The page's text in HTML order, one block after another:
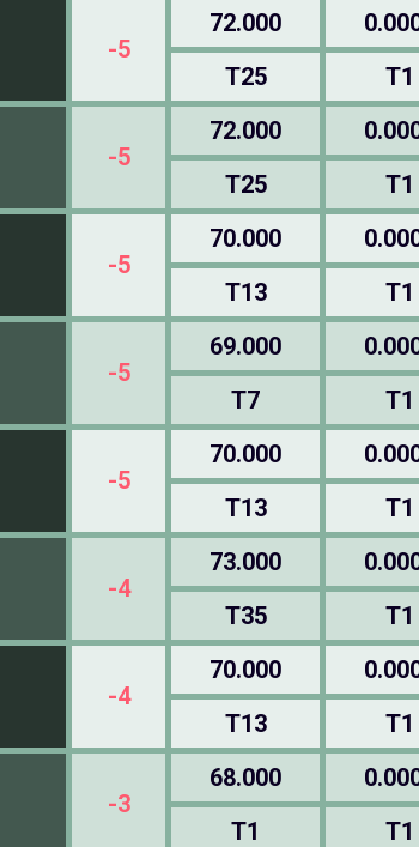
-5
72.000
T25
T1
-5
72.000
T25
T1
-5
70.000
T13
T1
-5
69.000
T7
T1
-5
70.000
T13
T1
-4
73.000
T35
T1
-4
70.000
T13
T1
-3
68.000
T1
T1